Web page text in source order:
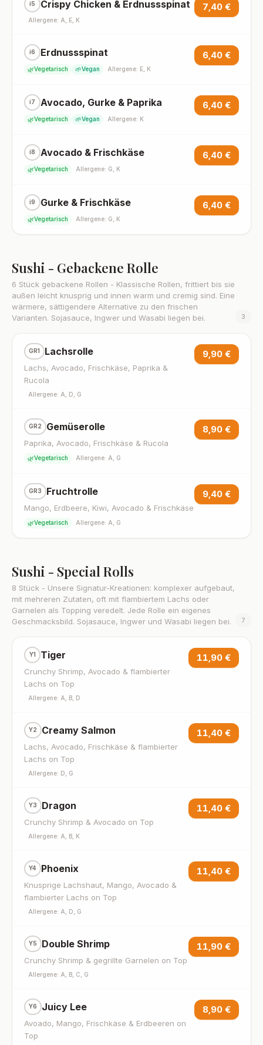
i5 Crispy Chicken & Erdnussspinat
· Allergene: A, E, K
7,40 €
i6 Erdnussspinat
🌿Vegetarisch 🌱Vegan · Allergene: E, K
6,40 €
i7 Avocado, Gurke & Paprika
🌿Vegetarisch 🌱Vegan · Allergene: K
6,40 €
i8 Avocado & Frischkäse
🌿Vegetarisch · Allergene: G, K
6,40 €
i9 Gurke & Frischkäse
🌿Vegetarisch · Allergene: G, K
6,40 €
Sushi - Gebackene Rolle
6 Stück gebackene Rollen - Klassische Rollen, frittiert bis sie
außen leicht knusprig und innen warm und cremig sind. Eine
wärmere, sättigendere Alternative zu den frischen
Varianten. Sojasauce, Ingwer und Wasabi liegen bei.
3
GR1 Lachsrolle
Lachs, Avocado, Frischkäse, Paprika &
Rucola
· Allergene: A, D, G
9,90 €
GR2 Gemüserolle
Paprika, Avocado, Frischkäse & Rucola
🌿Vegetarisch · Allergene: A, G
8,90 €
GR3 Fruchtrolle
Mango, Erdbeere, Kiwi, Avocado & Frischkäse
🌿Vegetarisch · Allergene: A, G
9,40 €
Sushi - Special Rolls
8 Stück - Unsere Signatur-Kreationen: komplexer aufgebaut,
mit mehreren Zutaten, oft mit flambiertem Lachs oder
Garnelen als Topping veredelt. Jede Rolle ein eigenes
Geschmacksbild. Sojasauce, Ingwer und Wasabi liegen bei.
7
Y1 Tiger
Crunchy Shrimp, Avocado & flambierter
Lachs on Top
· Allergene: A, B, D
11,90 €
Y2 Creamy Salmon
Lachs, Avocado, Frischkäse & flambierter
Lachs on Top
· Allergene: D, G
11,40 €
Y3 Dragon
Crunchy Shrimp & Avocado on Top
· Allergene: A, B, K
11,40 €
Y4 Phoenix
Knusprige Lachshaut, Mango, Avocado &
flambierter Lachs on Top
· Allergene: A, D, G
11,40 €
Y5 Double Shrimp
Crunchy Shrimp & gegrillte Garnelen on Top
· Allergene: A, B, C, G
11,90 €
Y6 Juicy Lee
Avoado, Mango, Frischkäse & Erdbeeren on
Top
8,90 €